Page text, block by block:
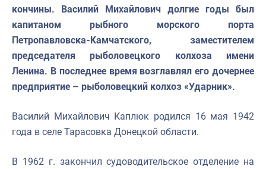
кончины. Василий Михайлович долгие годы был
капитаном рыбного морского порта
Петропавловска-Камчатского, заместителем
председателя рыболовецкого колхоза имени
Ленина. В последнее время возглавлял его дочернее
предприятие – рыболовецкий колхоз «Ударник».
Василий Михайлович Каплюк родился 16 мая 1942
года в селе Тарасовка Донецкой области.
В 1962 г. закончил судоводительское отделение на